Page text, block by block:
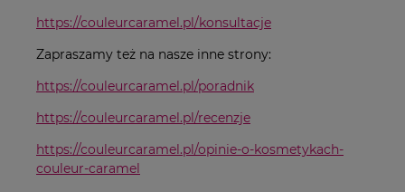
https://couleurcaramel.pl/konsultacje
Zapraszamy też na nasze inne strony:
https://couleurcaramel.pl/poradnik
https://couleurcaramel.pl/recenzje
https://couleurcaramel.pl/opinie-o-kosmetykach-
couleur-caramel